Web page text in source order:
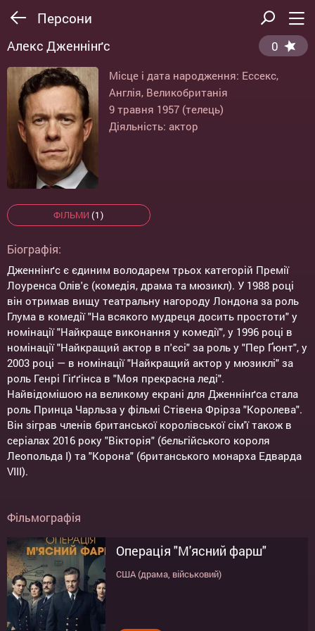
Персони
Алекс Дженнінґс 0
Місце і дата народження: Ессекс,
Англія, Великобританія
9 травня 1957 (телець)
Діяльність: актор
ФІЛЬМИ (1)
Біографія:
Дженнінґс є єдиним володарем трьох категорій Премії
Лоуренса Олів'є (комедія, драма та мюзикл). У 1988 році
він отримав вищу театральну нагороду Лондона за роль
Глума в комедії "На всякого мудреця досить простоти" у
номінації "Найкраще виконання у комедії", у 1996 році в
номінації "Найкращий актор в п'єсі" за роль у "Пер Ґюнт", у
2003 році — в номінації "Найкращий актор у мюзиклі" за
роль Генрі Гіґґінса в "Моя прекрасна леді".
Найвідомішою на великому екрані для Дженнінґса стала
роль Принца Чарльза у фільмі Стівена Фрірза "Королева".
Він зіграв членів британської королівської сім'ї також в
серіалах 2016 року "Вікторія" (бельгійського короля
Леопольда I) та "Корона" (британського монарха Едварда
VIII).
Фільмографія
Операція "М'ясний фарш"
США (драма, військовий)